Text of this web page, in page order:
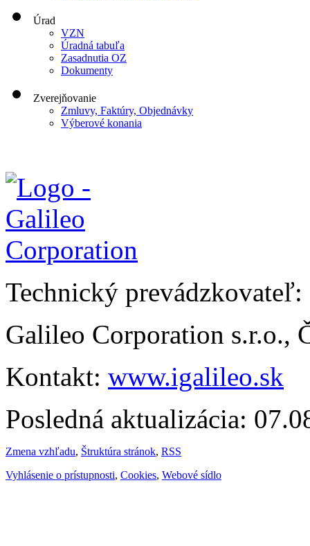
Úrad
VZN
Úradná tabuľa
Zasadnutia OZ
Dokumenty
Zverejňovanie
Zmluvy, Faktúry, Objednávky
Výberové konania
Technický prevádzkovateľ:
Galileo Corporation s.r.o.,
Kontakt: www.igalileo.sk
Posledná aktualizácia:
Zmena vzhľadu, Štruktúra stránok, RSS
Vyhlásenie o prístupnosti, Cookies, Webové sídlo